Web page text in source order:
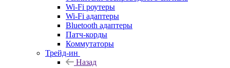
Wi-Fi роутеры
Wi-Fi адаптеры
Bluetooth адаптеры
Патч-корды
Коммутаторы
Трейд-ин
Назад